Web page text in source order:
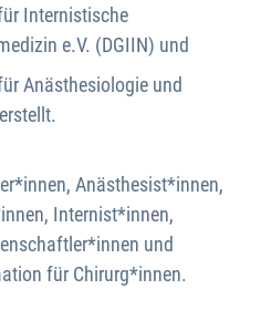
Internistische
e.V. (DGIIN) und
Anästhesiologie und
Anästhesist*innen,
Internist*innen,
und
für Chirurg*innen.